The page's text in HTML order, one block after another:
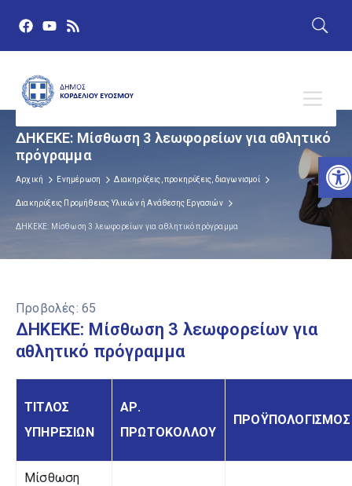
ΔΗΚΕΚΕ: Μίσθωση 3 λεωφορείων για αθλητικό
πρόγραμμα
Αρχική Ενημέρωση Διακηρύξεις, προκηρύξεις, διαγωνισμοί
Διακηρύξεις Προμήθειας Υλικών ή Ανάθεσης Εργασιών
ΔΗΚΕΚΕ: Μίσθωση 3 λεωφορείων για αθλητικό πρόγραμμα
Προβολές: 65
ΔΗΚΕΚΕ: Μίσθωση 3 λεωφορείων για
αθλητικό πρόγραμμα
ΤΙΤΛΟΣ
ΥΠΗΡΕΣΙΩΝ
ΑΡ.
ΠΡΩΤΟΚΟΛΛΟΥ
ΠΡΟΫΠΟΛΟΓΙΣΜΟΣ
Μίσθωση